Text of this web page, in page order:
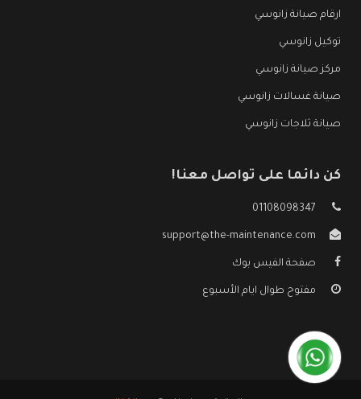
ارقام صيانة زانوسي
توكيل زانوسي
مركز صيانة زانوسي
صيانة غسالات زانوسي
صيانة ثلاجات زانوسي
كن دائما على تواصل معنا!
01108098347
support@the-maintenance.com
صفحة الفيس بوك
مفتوح طوال ايام الأسبوع